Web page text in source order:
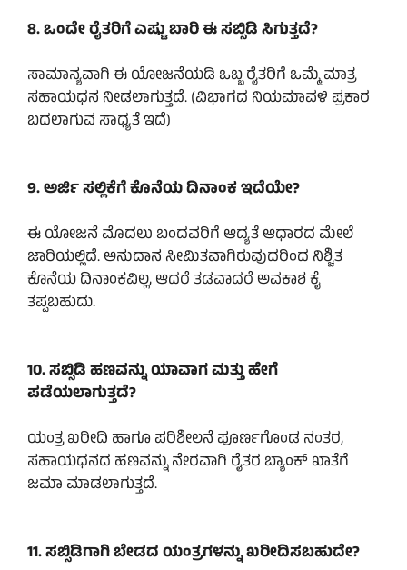
8. ಒಂದೇ ರೈತರಿಗೆ ಎಷ್ಟು ಬಾರಿ ಈ ಸಬ್ಸಿಡಿ ಸಿಗುತ್ತದೆ?
ಸಾಮಾನ್ಯವಾಗಿ ಈ ಯೋಜನೆಯಡಿ ಒಬ್ಬ ರೈತರಿಗೆ ಒಮ್ಮೆ ಮಾತ್ರ
ಸಹಾಯಧನ ನೀಡಲಾಗುತ್ತದೆ. (ವಿಭಾಗದ ನಿಯಮಾವಳಿ ಪ್ರಕಾರ
ಬದಲಾಗುವ ಸಾಧ್ಯತೆ ಇದೆ)
9. ಅರ್ಜಿ ಸಲ್ಲಿಕೆಗೆ ಕೊನೆಯ ದಿನಾಂಕ ಇದೆಯೇ?
ಈ ಯೋಜನೆ ಮೊದಲು ಬಂದವರಿಗೆ ಆದ್ಯತೆ ಆಧಾರದ ಮೇಲೆ
ಜಾರಿಯಲ್ಲಿದೆ. ಅನುದಾನ ಸೀಮಿತವಾಗಿರುವುದರಿಂದ ನಿಶ್ಚಿತ
ಕೊನೆಯ ದಿನಾಂಕವಿಲ್ಲ, ಆದರೆ ತಡವಾದರೆ ಅವಕಾಶ ಕೈ
ತಪ್ಪಬಹುದು.
10. ಸಬ್ಸಿಡಿ ಹಣವನ್ನು ಯಾವಾಗ ಮತ್ತು ಹೇಗೆ
ಪಡೆಯಲಾಗುತ್ತದೆ?
ಯಂತ್ರ ಖರೀದಿ ಹಾಗೂ ಪರಿಶೀಲನೆ ಪೂರ್ಣಗೊಂಡ ನಂತರ,
ಸಹಾಯಧನದ ಹಣವನ್ನು ನೇರವಾಗಿ ರೈತರ ಬ್ಯಾಂಕ್ ಖಾತೆಗೆ
ಜಮಾ ಮಾಡಲಾಗುತ್ತದೆ.
11. ಸಬ್ಸಿಡಿಗಾಗಿ ಬೇಡದ ಯಂತ್ರಗಳನ್ನು ಖರೀದಿಸಬಹುದೇ?